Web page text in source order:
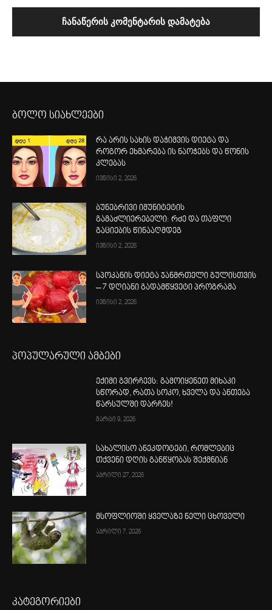
ბოლო სიახლეები
რა არის სახის დაჭიმვის დიეტა და
როგორ ეხმარება ის ნაოჭებს და წონის
კლებას
ივნისი 2, 2026
ბუნებრივი იმუნიტეტის
გამაძლიერებელი: რძე და თაფლი
გაციების წინააღმდეგ
ივნისი 2, 2026
სპოკანის დიეტა ჯანმრთელი გულისთვის
– 7 დღიანი გადამწყვეტი პროგრამა
ივნისი 2, 2026
პოპულარული ამბები
ექიმი გვირჩევს: გამოიყენეთ მიხაკი
სწორად, რათა სოკო, ხველა და ანთება
წარსულში დარჩეს!
მარტი 9, 2026
სახალისო ანეკდოტები, რომლებიც
თქვენი დღის განწყობას შექმნიან
აპრილი 27, 2026
მსოფლიოში ყველაზე ნელი ცხოველი
აპრილი 7, 2026
კატეგორიები